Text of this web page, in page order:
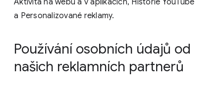
Aktivita na webu a v aplikacích, Historie YouTube
a Personalizované reklamy.
Používání osobních údajů od
našich reklamních partnerů